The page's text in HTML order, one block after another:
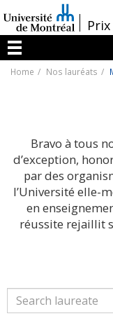
au
contenu
/
Menu
Home Nos lauréats
Bravo à tous
d’exception,
par des
l’Université elle-
en
réussite rejaillit